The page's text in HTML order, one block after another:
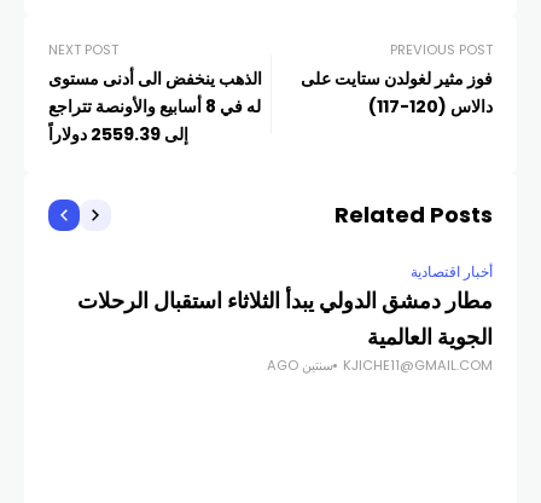
PREVIOUS POST
فوز مثير لغولدن ستايت على
دالاس (120-117)
NEXT POST
الذهب ينخفض الى أدنى مستوى
له في 8 أسابيع والأونصة تتراجع
إلى 2559.39 دولاراً
Related Posts
أخبار اقتصادية
مطار دمشق الدولي يبدأ الثلاثاء استقبال الرحلات
الجوية العالمية
KJICHE11@GMAIL.COM سنتين AGO